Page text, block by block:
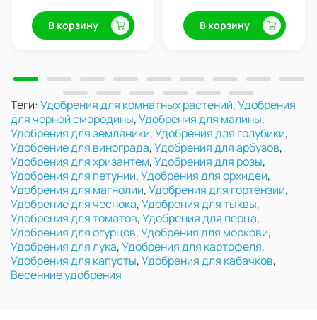
В корзину В корзину
Теги:Удобрения для комнатных растений,Удобрения
для черной смородины,Удобрения для малины,
Удобрения для земляники,Удобрения для голубики,
Удобрение для винограда,Удобрения для арбузов,
Удобрения для хризантем,Удобрения для розы,
Удобрения для петунии,Удобрения для орхидеи,
Удобрения для магнолии,Удобрения для гортензии,
Удобрение для чеснока,Удобрения для тыквы,
Удобрения для томатов,Удобрения для перца,
Удобрения для огурцов,Удобрения для моркови,
Удобрения для лука,Удобрения для картофеля,
Удобрения для капусты,Удобрения для кабачков,
Весенние удобрения